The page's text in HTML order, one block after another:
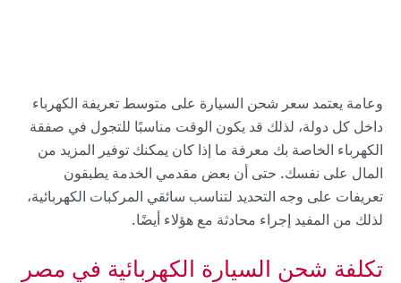
وعامة يعتمد سعر شحن السيارة على متوسط ​​تعريفة الكهرباء
داخل كل دولة، لذلك قد يكون الوقت مناسبًا للتجول في صفقة
الكهرباء الخاصة بك معرفة ما إذا كان يمكنك توفير المزيد من
المال على نفسك. حتى أن بعض مقدمي الخدمة يطبقون
تعريفات على وجه التحديد لتناسب سائقي المركبات الكهربائية،
لذلك من المفيد إجراء محادثة مع هؤلاء أيضًا.
تكلفة شحن السيارة الكهربائية في مصر